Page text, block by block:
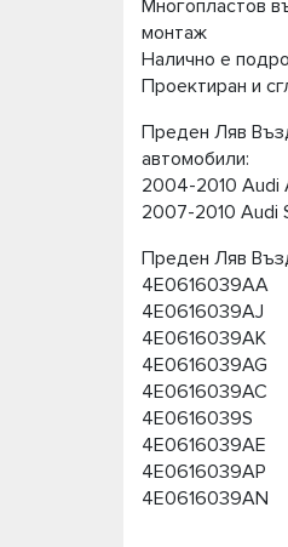
Многопластов
монтаж
Налично е
Проектиран и
Преден Ляв
автомобили:
2004-2010 Audi
2007-2010 Audi
Преден Ляв
4E0616039AA
4E0616039AJ
4E0616039AK
4E0616039AG
4E0616039AC
4E0616039S
4E0616039AE
4E0616039AP
4E0616039AN